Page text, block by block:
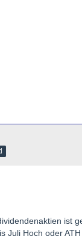
ist
Juli Hoch oder